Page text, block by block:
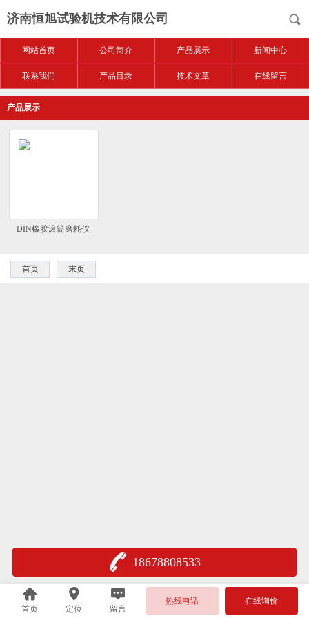
济南恒旭试验机技术有限公司
网站首页 公司简介 产品展示 新闻中心
联系我们 产品目录 技术文章 在线留言
产品展示
DIN橡胶滚筒磨耗仪
首页 末页
18678808533
首页 定位 留言
热线电话 在线询价